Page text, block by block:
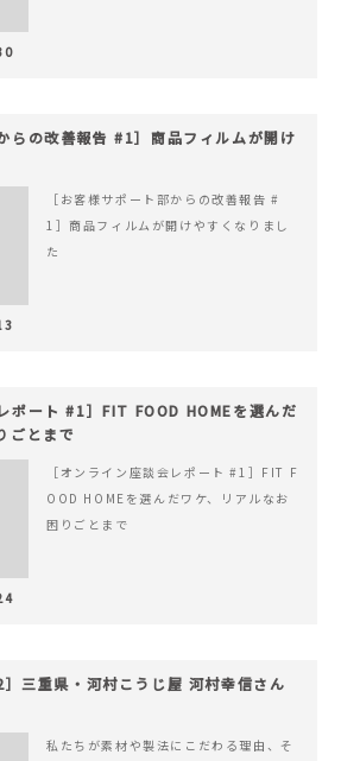
らの改善報告 #1］商品フィルムが開け
［お客様サポート部からの改善報告 #
1］商品フィルムが開けやすくなりまし
た
ポート #1］FIT FOOD HOMEを選んだ
ごとまで
［オンライン座談会レポート #1］FIT F
OOD HOMEを選んだワケ、リアルなお
困りごとまで
］三重県・河村こうじ屋 河村幸信さん
私たちが素材や製法にこだわる理由、そ